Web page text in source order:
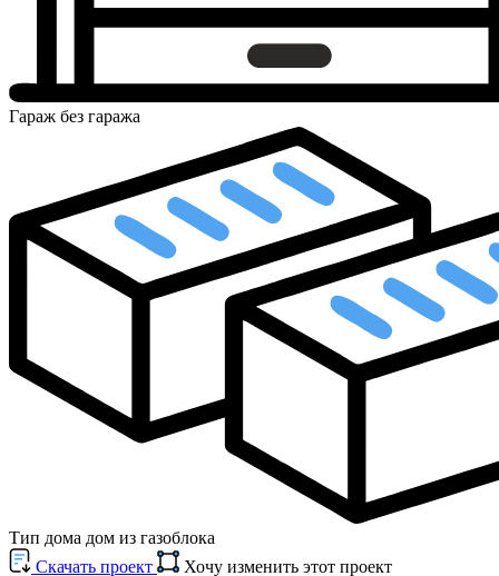
Гараж без гаража
Тип дома дом из газоблока
Cкачать проект
Хочу изменить этот проект